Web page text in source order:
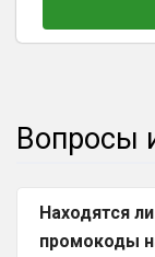
Вопросы
Находятся
промокоды